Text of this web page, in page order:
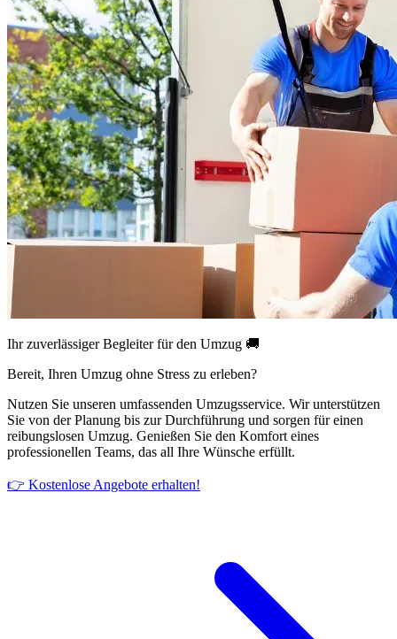
Ihr zuverlässiger Begleiter für den Umzug 🚚
Bereit, Ihren Umzug ohne Stress zu erleben?
Nutzen Sie unseren umfassenden Umzugsservice. Wir unterstützen
Sie von der Planung bis zur Durchführung und sorgen für einen
reibungslosen Umzug. Genießen Sie den Komfort eines
professionellen Teams, das all Ihre Wünsche erfüllt.
👉 Kostenlose Angebote erhalten!